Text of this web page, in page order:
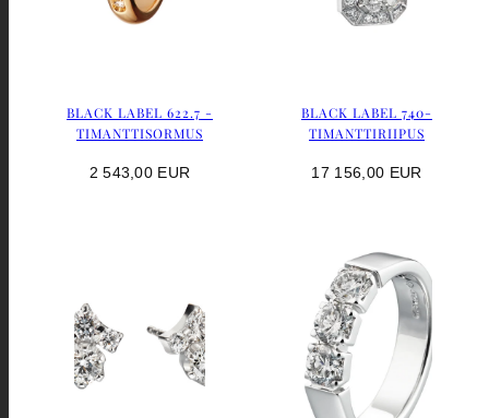
BLACK LABEL 622.7 -
TIMANTTISORMUS
Hinta
2 543,00 EUR
BLACK LABEL 740-
TIMANTTIRIIPUS
Hinta
17 156,00 EUR